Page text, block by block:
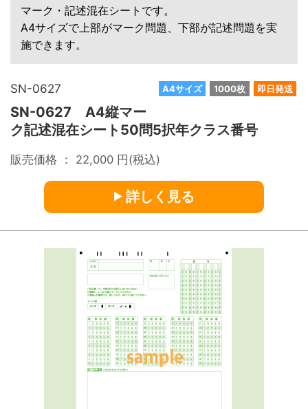
マーク・記述混在シートです。
A4サイズで上部がマーク問題、下部が記述問題を実
施できます。
A4サイズ 1000枚 即日発送
SN-0627
SN-0627 A4縦マー
ク記述混在シート50問5択年クラス番号
販売価格 ： 22,000 円(税込)
詳しく見る